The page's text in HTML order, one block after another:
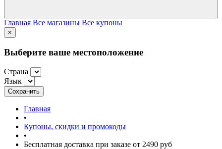
Главная Все магазины Все купоны
×
Выберите ваше местоположение
Страна
Язык
Сохранить
Главная
•
Купоны, скидки и промокоды
•
Бесплатная доставка при заказе от 2490 руб